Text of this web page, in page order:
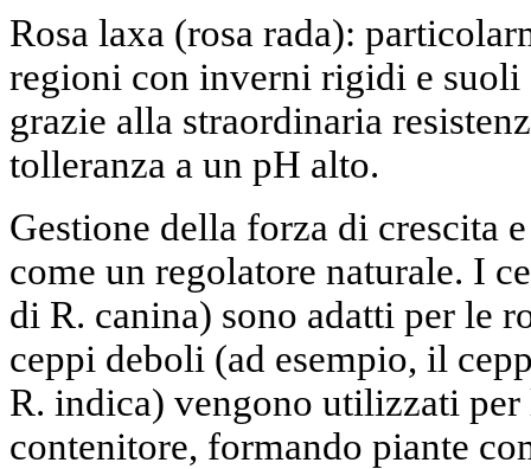
Rosa laxa (rosa rada):
regioni con inverni rigidi e suoli
grazie alla straordinaria
tolleranza a un pH alto.
Gestione della forza di crescita
come un regolatore naturale. I
di R. canina) sono adatti per le
ceppi deboli (ad esempio, il
R. indica) vengono utilizzati
contenitore, formando piante